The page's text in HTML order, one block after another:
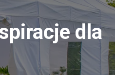
dla